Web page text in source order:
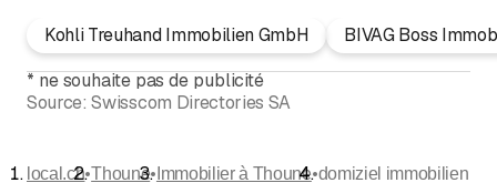
Kohli Treuhand Immobilien GmbH
BIVAG Boss
* ne souhaite pas de publicité
Source: Swisscom Directories SA
local.ch•Thoune• Immobilier à Thoune•domiziel immobilien